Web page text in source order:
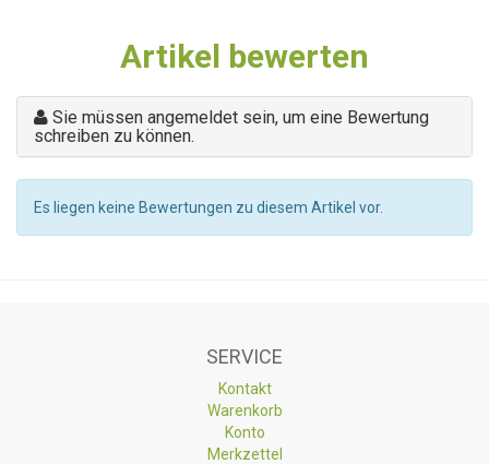
Artikel bewerten
Sie müssen angemeldet sein, um eine Bewertung
schreiben zu können.
Es liegen keine Bewertungen zu diesem Artikel vor.
SERVICE
Kontakt
Warenkorb
Konto
Merkzettel